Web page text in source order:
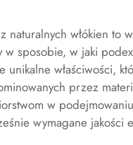
naturalnych włókien to
sposobie, w jaki
unikalne właściwości,
przez
w
wymagane jakości